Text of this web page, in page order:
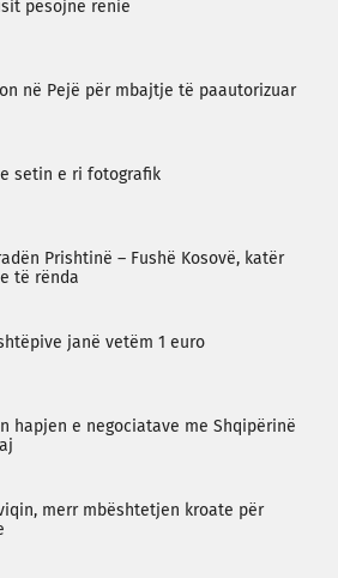
pësojnë rënie
në Pejë për mbajtje të paautorizuar
setin e ri fotografik
Prishtinë – Fushë Kosovë, katër
të rënda
janë vetëm 1 euro
hapjen e negociatave me Shqipërinë
merr mbështetjen kroate për